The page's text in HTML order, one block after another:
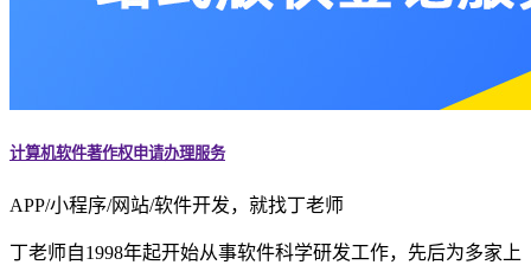
计算机软件著作权申请办理服务
APP/小程序/网站/软件开发，就找丁老师
丁老师自1998年起开始从事软件科学研发工作，先后为多家上